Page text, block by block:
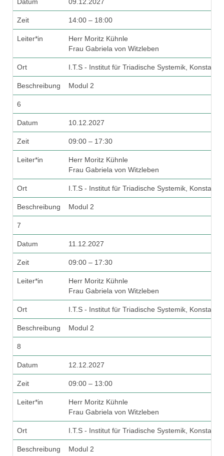
Zeit 14:00 – 18:00
Leiter*in
Herr Moritz Kühnle
Frau Gabriela von Witzleben
Ort I.T.S - Institut für Triadische Systemik, Konstanz
Beschreibung Modul 2
6
Datum 10.12.2027
Zeit 09:00 – 17:30
Leiter*in
Herr Moritz Kühnle
Frau Gabriela von Witzleben
Ort I.T.S - Institut für Triadische Systemik, Konstanz
Beschreibung Modul 2
7
Datum 11.12.2027
Zeit 09:00 – 17:30
Leiter*in
Herr Moritz Kühnle
Frau Gabriela von Witzleben
Ort I.T.S - Institut für Triadische Systemik, Konstanz
Beschreibung Modul 2
8
Datum 12.12.2027
Zeit 09:00 – 13:00
Leiter*in
Herr Moritz Kühnle
Frau Gabriela von Witzleben
Ort I.T.S - Institut für Triadische Systemik, Konstanz
Beschreibung Modul 2